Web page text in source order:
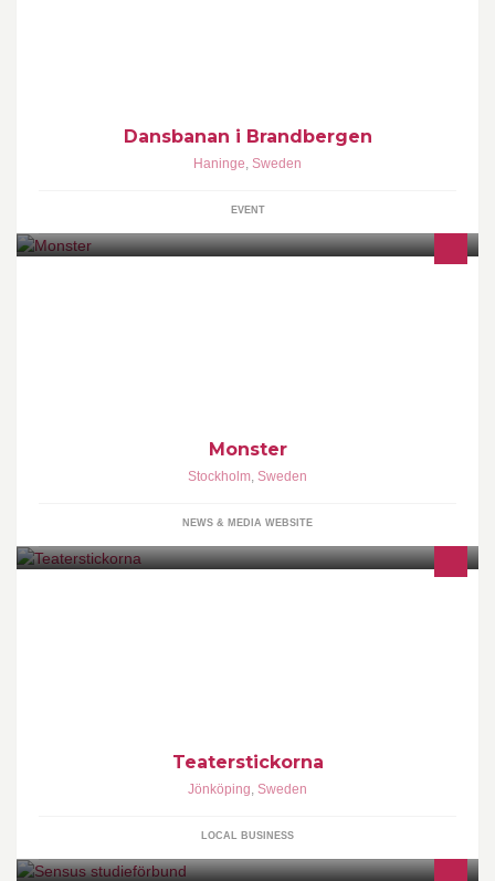
Dansbanan i Brandbergen
Haninge, Sweden
EVENT
Monster
Stockholm, Sweden
NEWS & MEDIA WEBSITE
Teaterstickorna
Jönköping, Sweden
LOCAL BUSINESS